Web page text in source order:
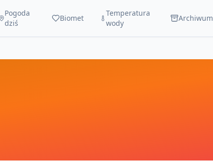
Pogoda
dziś
Biomet
Temperatura
wody
Archiwum